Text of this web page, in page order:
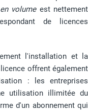
volumeest nettement
de licences
l'installation et la
offrent également
: les entreprises
utilisation illimitée du
d'un abonnement qui